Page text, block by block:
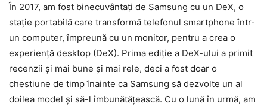
În 2017, am fost binecuvântați de Samsung cu un DeX, o
stație portabilă care transformă telefonul smartphone într-
un computer, împreună cu un monitor, pentru a crea o
experiență desktop (DeX). Prima ediție a DeX-ului a primit
recenzii și mai bune și mai rele, deci a fost doar o
chestiune de timp înainte ca Samsung să dezvolte un al
doilea model și să-l îmbunătățească. Cu o lună în urmă, am